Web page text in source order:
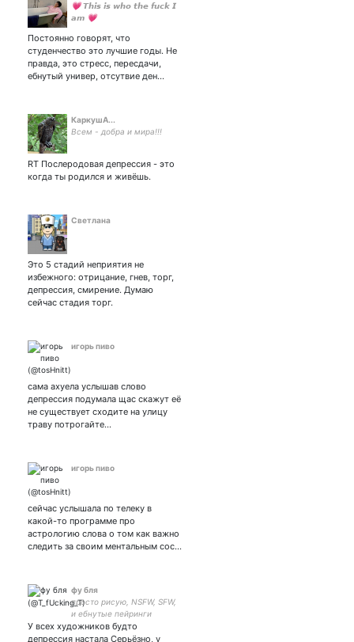
💗 𝙏𝙝𝙞𝙨 𝙞𝙨 𝙬𝙝𝙤 𝙩𝙝𝙚 𝙛𝙪𝙘𝙠 𝙄
𝙖𝙢 💗 ᅠᅠᅠᅠᅠᅠᅠ
Мой канал в телеге👇
(пускаю туда всех мью)
Постоянно говорят, что
студенчество это лучшие годы. Не
правда, это стресс, пересдачи,
ебнутый универ, отсутвие ден…
КаркушA...
Всем - добра и мира!!!
RT Послеродовая депрессия - это
когда ты родился и живёшь.
Светлана
Это 5 стадий неприятия не
избежного: отрицание, гнев, торг,
депрессия, смирение. Думаю
сейчас стадия торг.
игорь пиво
сама ахуела услышав слово
депрессия подумала щас скажут её
не существует сходите на улицу
траву потрогайте…
игорь пиво
сейчас услышала по телеку в
какой-то программе про
астрологию слова о том как важно
следить за своим ментальным сос…
фу бля
просто рисую, NSFW, SFW,
и ебнутые пейринги
У всех художников будто
депрессия настала Серьёзно, у